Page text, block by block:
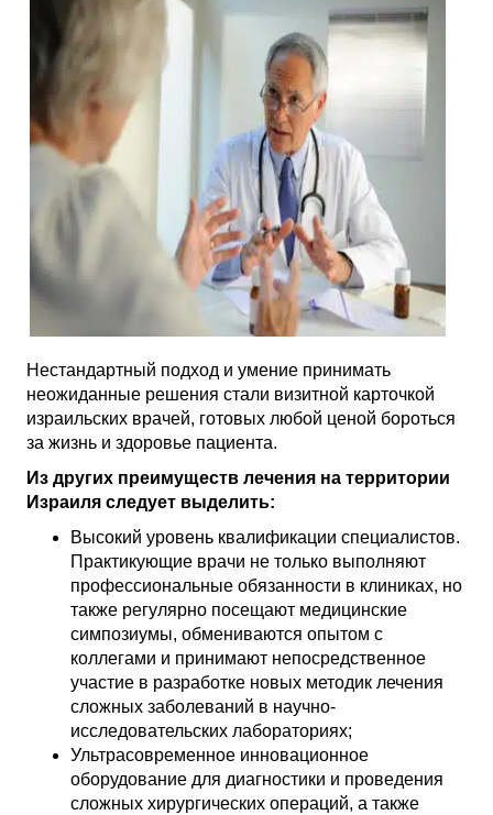
Нестандартный подход и умение принимать
неожиданные решения стали визитной карточкой
израильских врачей, готовых любой ценой бороться
за жизнь и здоровье пациента.
Из других преимуществ лечения на территории
Израиля следует выделить:
Высокий уровень квалификации специалистов.
Практикующие врачи не только выполняют
профессиональные обязанности в клиниках, но
также регулярно посещают медицинские
симпозиумы, обмениваются опытом с
коллегами и принимают непосредственное
участие в разработке новых методик лечения
сложных заболеваний в научно-
исследовательских лабораториях;
Ультрасовременное инновационное
оборудование для диагностики и проведения
сложных хирургических операций, а также